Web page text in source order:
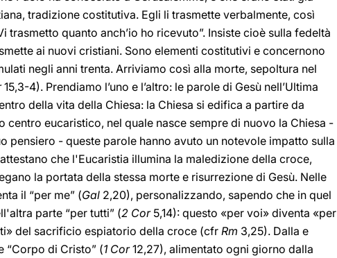
tradizione costitutiva. Egli li trasmette verbalmente, così
quanto anch’io ho ricevuto”. Insiste cioè sulla fedeltà
ai nuovi cristiani. Sono elementi costitutivi e concernono
negli anni trenta. Arriviamo così alla morte, sepoltura nel
15,3-4). Prendiamo l’uno e l’altro: le parole di Gesù nell’Ultima
della vita della Chiesa: la Chiesa si edifica a partire da
eucaristico, nel quale nasce sempre di nuovo la Chiesa -
pensiero - queste parole hanno avuto un notevole impatto sulla
che l'Eucaristia illumina la maledizione della croce,
la portata della stessa morte e risurrezione di Gesù. Nelle
il “per me” (Gal 2,20), personalizzando, sapendo che in quel
parte “per tutti” (2 Cor 5,14): questo «per voi» diventa «per
del sacrificio espiatorio della croce (cfrRm 3,25). Dalla e
“Corpo di Cristo” (1 Cor12,27), alimentato ogni giorno dalla